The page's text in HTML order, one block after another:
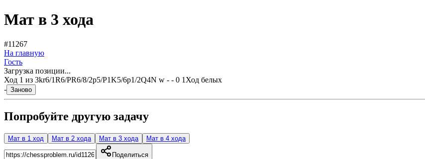
Мат в 3 хода
#11267
На главную
Гость
Загрузка позиции...
Ход 1 из 3kr6/1R6/PR6/8/2p5/P1K5/6p1/2Q4N w - - 0 1 Ход белых
- Заново
Попробуйте другую задачу
Мат в 1 ход Мат в 2 хода Мат в 3 хода Мат в 4 хода
Поделиться